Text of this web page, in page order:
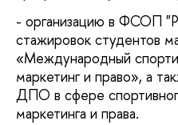
- организацию в ФСОП
стажировок студентов
«Международный
маркетинг и право», а
ДПО в сфере
маркетинга и права.